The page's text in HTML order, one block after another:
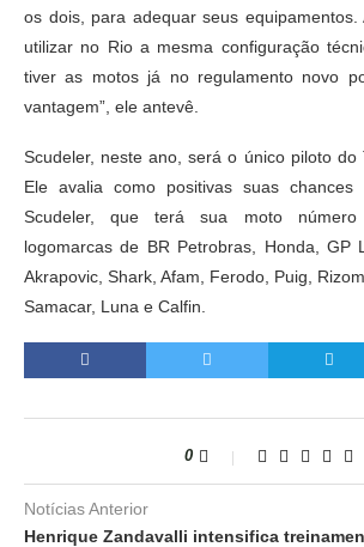
os dois, para adequar seus equipamentos.
utilizar no Rio a mesma configuração
tiver as motos já no regulamento novo
vantagem”, ele antevê.
Scudeler, neste ano, será o único piloto do
Ele avalia como positivas suas
Scudeler, que terá sua moto
logomarcas de BR Petrobras, Honda, GP
Akrapovic, Shark, Afam, Ferodo, Puig,
Samacar, Luna e Calfin.
0
Notícias Anterior
Henrique Zandavalli intensifica